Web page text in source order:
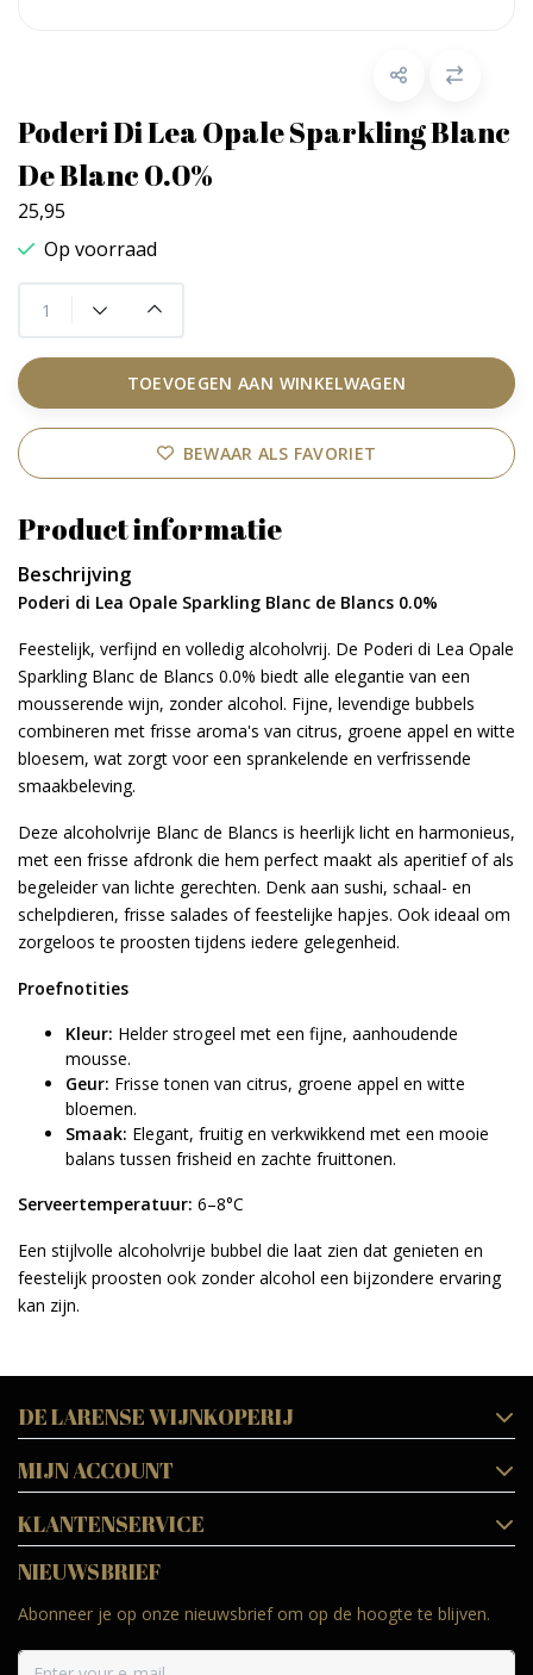
Poderi Di Lea Opale Sparkling Blanc
De Blanc 0.0%
25,95
Op voorraad
TOEVOEGEN AAN WINKELWAGEN
BEWAAR ALS FAVORIET
Product informatie
Beschrijving
Poderi di Lea Opale Sparkling Blanc de Blancs 0.0%
Feestelijk, verfijnd en volledig alcoholvrij. De Poderi di Lea Opale
Sparkling Blanc de Blancs 0.0% biedt alle elegantie van een
mousserende wijn, zonder alcohol. Fijne, levendige bubbels
combineren met frisse aroma's van citrus, groene appel en witte
bloesem, wat zorgt voor een sprankelende en verfrissende
smaakbeleving.
Deze alcoholvrije Blanc de Blancs is heerlijk licht en harmonieus,
met een frisse afdronk die hem perfect maakt als aperitief of als
begeleider van lichte gerechten. Denk aan sushi, schaal- en
schelpdieren, frisse salades of feestelijke hapjes. Ook ideaal om
zorgeloos te proosten tijdens iedere gelegenheid.
Proefnotities
Kleur: Helder strogeel met een fijne, aanhoudende
mousse.
Geur: Frisse tonen van citrus, groene appel en witte
bloemen.
Smaak: Elegant, fruitig en verkwikkend met een mooie
balans tussen frisheid en zachte fruittonen.
Serveertemperatuur: 6–8°C
Een stijlvolle alcoholvrije bubbel die laat zien dat genieten en
feestelijk proosten ook zonder alcohol een bijzondere ervaring
kan zijn.
DE LARENSE WIJNKOPERIJ
MIJN ACCOUNT
KLANTENSERVICE
NIEUWSBRIEF
Abonneer je op onze nieuwsbrief om op de hoogte te blijven.